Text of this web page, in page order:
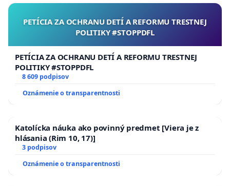
PETÍCIA ZA OCHRANU DETÍ A REFORMU TRESTNEJ
POLITIKY #STOPPDFL
PETÍCIA ZA OCHRANU DETÍ A REFORMU TRESTNEJ
POLITIKY #STOPPDFL
8 609 podpisov
Oznámenie o transparentnosti
Katolícka náuka ako povinný predmet [Viera je z
hlásania (Rim 10, 17)]
3 podpisov
Oznámenie o transparentnosti